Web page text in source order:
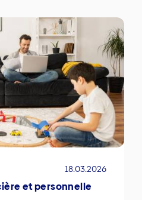
18.03.2026
et personnelle